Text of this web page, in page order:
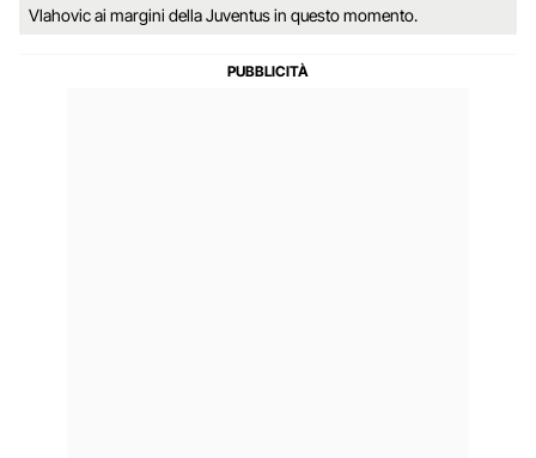
Vlahovic ai margini della Juventus in questo momento.